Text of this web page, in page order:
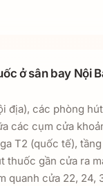
ở sân bay Nội
địa), các phòng
các cụm cửa
T2 (quốc tế),
thuốc gần cửa ra
quanh cửa 22, 24,